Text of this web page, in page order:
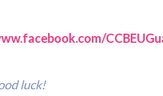
luck!